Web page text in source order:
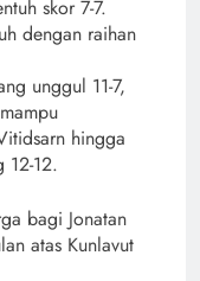
skor 7-7.
dengan raihan
unggul 11-7,
hingga
12-12.
bagi Jonatan
atas Kunlavut